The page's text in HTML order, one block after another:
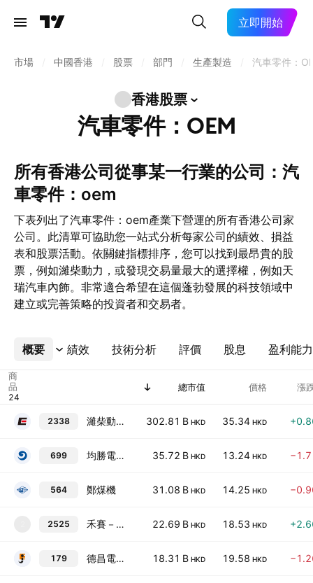
立即開始
市場 中國香港 股票 部門 生產製造 汽車零件：
香港股票
汽車零件：OEM
所有香港公司從事某一行業的公司：汽
車零件：oem
下表列出了汽車零件：oem產業下營運的所有香港公司家
公司。此清單可協助您一站式分析每家公司的績效、損益
表和股票活動。依關鍵指標排序，您可以找到最昂貴的股
票，例如濰柴動力，或發現交易量最大的選擇權，例如天
瑞汽車內飾。非常適合希望在這個蓬勃發展的科技領域中
建立或完善策略的投資者和交易者。
概要 績效 技術分析 評價 股息 盈利能力
更多
商
品
總市值 價格 漲
2338 濰柴動力 302.81 B HKD 35.34 HKD
699 均勝電子 35.72 B HKD 13.24 HKD
564 鄭煤機 31.08 B HKD 14.25 HKD
2525 禾賽－Ｗ（新） 22.69 B HKD 18.53 HKD
179 德昌電機控股 18.31 B HKD 19.58 HKD